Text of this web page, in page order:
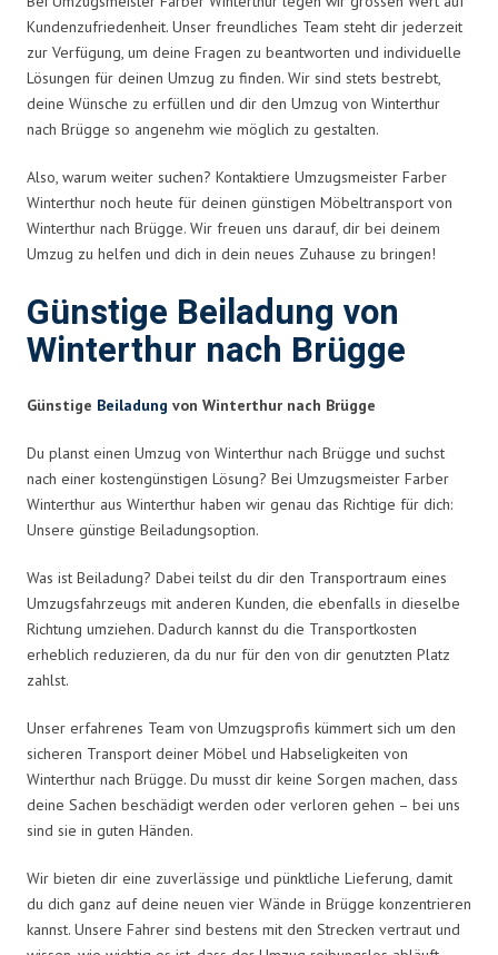
Kundenzufriedenheit. Unser freundliches Team steht dir jederzeit
zur Verfügung, um deine Fragen zu beantworten und individuelle
Lösungen für deinen Umzug zu finden. Wir sind stets bestrebt,
deine Wünsche zu erfüllen und dir den Umzug von Winterthur
nach Brügge so angenehm wie möglich zu gestalten.
Also, warum weiter suchen? Kontaktiere Umzugsmeister Farber
Winterthur noch heute für deinen günstigen Möbeltransport von
Winterthur nach Brügge. Wir freuen uns darauf, dir bei deinem
Umzug zu helfen und dich in dein neues Zuhause zu bringen!
Günstige Beiladung von
Winterthur nach Brügge
Günstige Beiladung von Winterthur nach Brügge
Du planst einen Umzug von Winterthur nach Brügge und suchst
nach einer kostengünstigen Lösung? Bei Umzugsmeister Farber
Winterthur aus Winterthur haben wir genau das Richtige für dich:
Unsere günstige Beiladungsoption.
Was ist Beiladung? Dabei teilst du dir den Transportraum eines
Umzugsfahrzeugs mit anderen Kunden, die ebenfalls in dieselbe
Richtung umziehen. Dadurch kannst du die Transportkosten
erheblich reduzieren, da du nur für den von dir genutzten Platz
zahlst.
Unser erfahrenes Team von Umzugsprofis kümmert sich um den
sicheren Transport deiner Möbel und Habseligkeiten von
Winterthur nach Brügge. Du musst dir keine Sorgen machen, dass
deine Sachen beschädigt werden oder verloren gehen – bei uns
sind sie in guten Händen.
Wir bieten dir eine zuverlässige und pünktliche Lieferung, damit
du dich ganz auf deine neuen vier Wände in Brügge konzentrieren
kannst. Unsere Fahrer sind bestens mit den Strecken vertraut und